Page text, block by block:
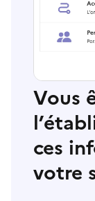
Vous
ces
votre